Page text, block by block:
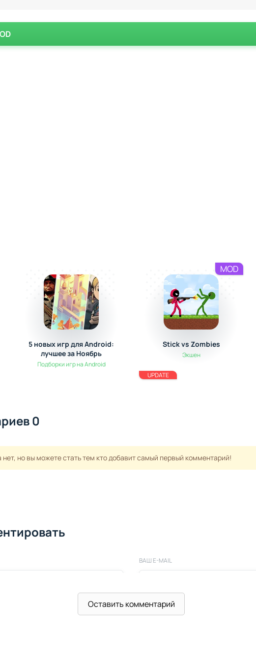
5 новых игр для Android:
лучшее за Ноябрь
Подборки игр на Android
Stick vs Zombies
Экшен
UPDATE
MOD
0
но вы можете стать тем кто добавит самый первый комментарий!
ВАШ E-MAIL
Оставить комментарий